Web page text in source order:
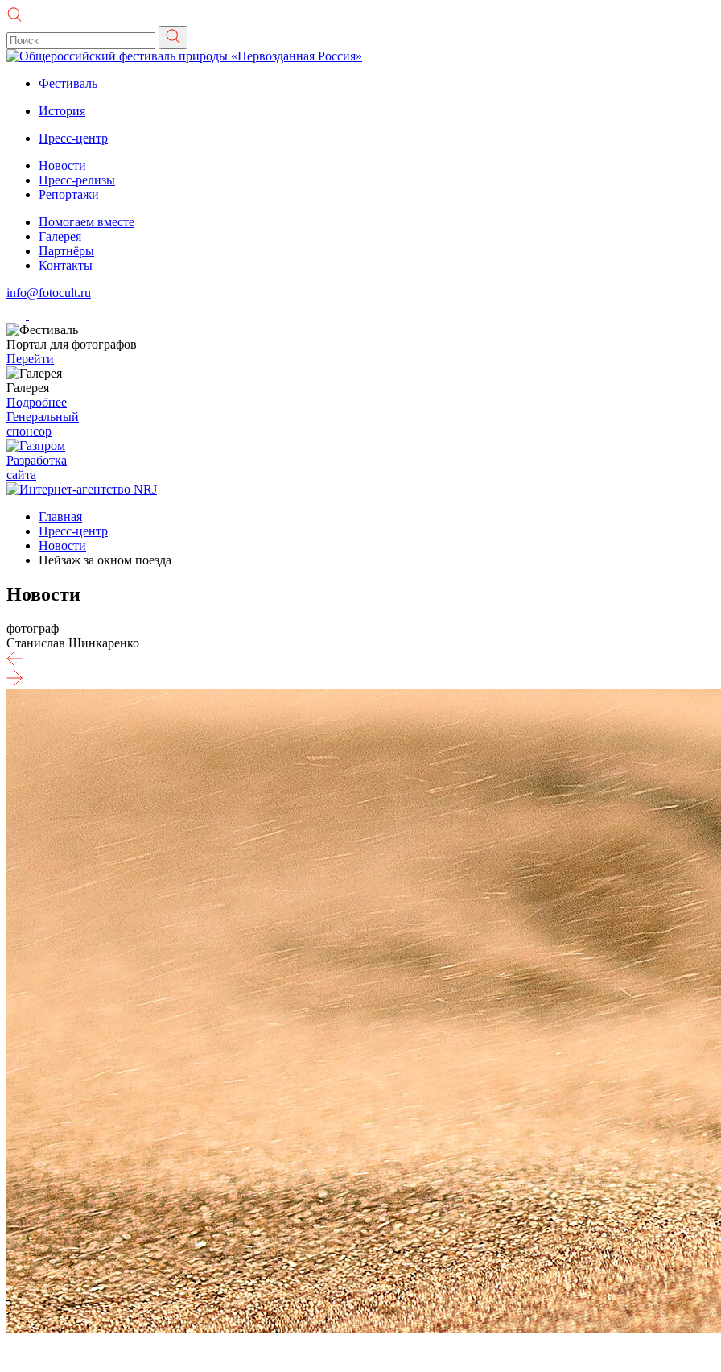
Фестиваль
История
Пресс-центр
Новости
Пресс-релизы
Репортажи
Помогаем вместе
Галерея
Партнёры
Контакты
info@fotocult.ru
Портал для фотографов
Перейти
Галерея
Подробнее
Генеральный
спонсор
Разработка
сайта
Главная
Пресс-центр
Новости
Пейзаж за окном поезда
Новости
фотограф
Станислав Шинкаренко